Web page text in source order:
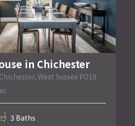
in Chichester
West Sussex PO19
3 Baths